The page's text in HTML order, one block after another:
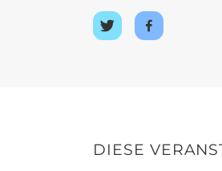
Auf
Twitter
Auf
Facebook
DIESE